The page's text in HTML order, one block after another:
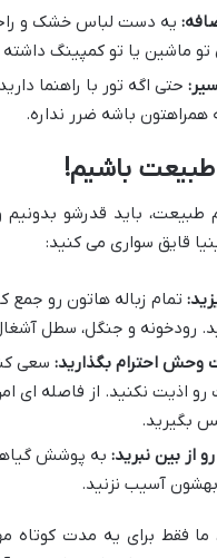
یه دست لباس خشک و
تو ماشین یا تو کمپینگ
حتی اگه تور با راهنما
همراهتون باشه ضرر نداره.
باشیم!
طبیعت، باید قدرشو بدونیم
قایق سواری می کنید:
تمام زباله هاتون رو جمع
رودخونه و جنگل، سطل
وحش احترام بگذارید: سعی
رو اذیت نکنید. از فاصله ای
بگیرید.
از بین نبرید: به پوشش
بهشون آسیب نزنید.
ما فقط برای یه مدت کوتاه